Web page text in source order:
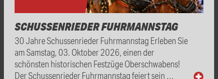
SCHUSSENRIEDER FUHRMANNSTAG
30 Jahre Schussenrieder Fuhrmannstag Erleben Sie
am Samstag, 03. Oktober 2026, einen der
schönsten historischen Festzüge Oberschwabens!
Der Schussenrieder Fuhrmannstag feiert sein …